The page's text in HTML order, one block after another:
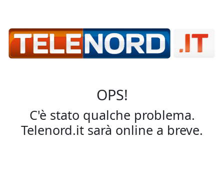
OPS!
C'è stato qualche problema.
Telenord.it sarà online a breve.